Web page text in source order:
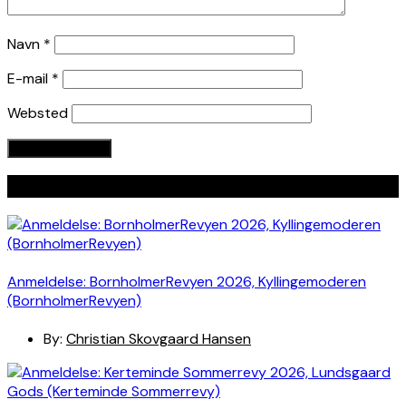
Navn *
E-mail *
Websted
Anmeldelse: BornholmerRevyen 2026, Kyllingemoderen
(BornholmerRevyen)
By: Christian Skovgaard Hansen